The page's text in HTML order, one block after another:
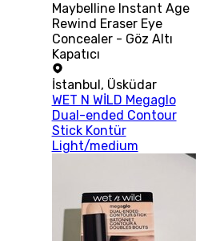
Maybelline Instant Age
Rewind Eraser Eye
Concealer - Göz Altı
Kapatıcı
İstanbul , Üsküdar
WET N WİLD Megaglo
Dual-ended Contour
Stick Kontür
Light/medium